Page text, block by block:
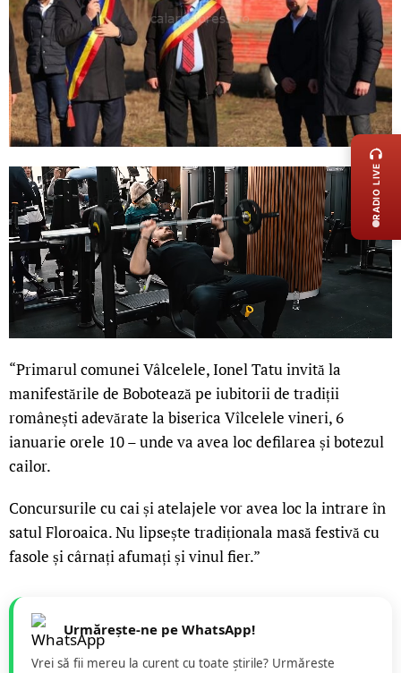
“Primarul comunei Vâlcelele, Ionel Tatu invită la
manifestările de Bobotează pe iubitorii de tradiții
românești adevărate la biserica Vîlcelele vineri, 6
ianuarie orele 10 – unde va avea loc defilarea și botezul
cailor.
Concursurile cu cai și atelajele vor avea loc la intrare în
satul Floroaica. Nu lipsește tradiționala masă festivă cu
fasole și cârnați afumați și vinul fier.”
Urmărește-ne pe WhatsApp!
Vrei să fii mereu la curent cu toate știrile? Urmăreste
RADIO LIVE